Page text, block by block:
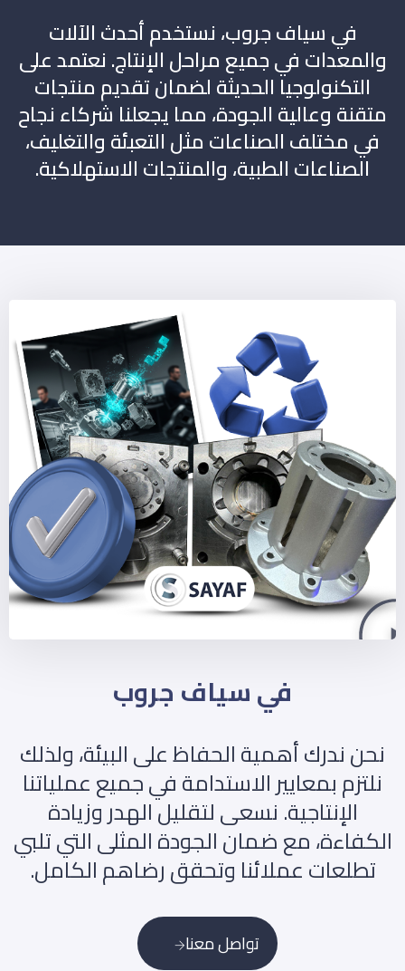
في سياف جروب، نستخدم أحدث الآلات
والمعدات في جميع مراحل الإنتاج. نعتمد على
التكنولوجيا الحديثة لضمان تقديم منتجات
متقنة وعالية الجودة، مما يجعلنا شركاء نجاح
في مختلف الصناعات مثل التعبئة والتغليف،
الصناعات الطبية، والمنتجات الاستهلاكية.
في سياف جروب
نحن ندرك أهمية الحفاظ على البيئة، ولذلك
نلتزم بمعايير الاستدامة في جميع عملياتنا
الإنتاجية. نسعى لتقليل الهدر وزيادة
الكفاءة، مع ضمان الجودة المثلى التي تلبي
تطلعات عملائنا وتحقق رضاهم الكامل.
تواصل معنا